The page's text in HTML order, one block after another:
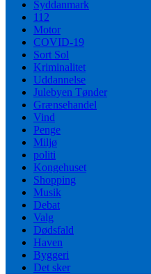
Syddanmark
112
Motor
COVID-19
Sort Sol
Kriminalitet
Uddannelse
Julebyen Tønder
Grænsehandel
Vind
Penge
Miljø
politi
Kongehuset
Shopping
Musik
Debat
Valg
Dødsfald
Haven
Byggeri
Det sker